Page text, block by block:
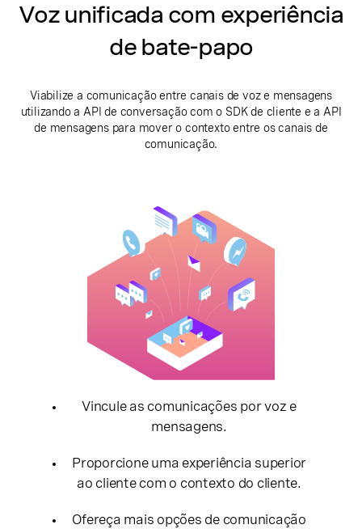
Voz unificada com experiência
de bate-papo
Viabilize a comunicação entre canais de voz e mensagens
utilizando a API de conversação com o SDK de cliente e a API
de mensagens para mover o contexto entre os canais de
comunicação.
Vincule as comunicações por voz e
mensagens.
Proporcione uma experiência superior
ao cliente com o contexto do cliente.
Ofereça mais opções de comunicação